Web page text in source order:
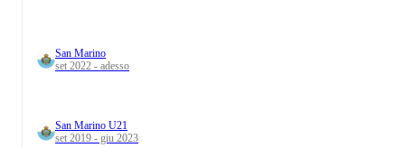
San Marino
set 2022 - adesso
San Marino U21
set 2019 - giu 2023